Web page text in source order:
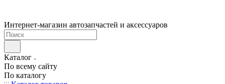
Интернет-магазин автозапчастей и аксессуаров
Каталог
По всему сайту
По каталогу